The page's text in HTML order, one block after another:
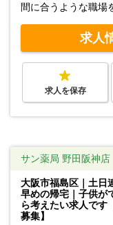
間に合うような職場
求人
求人を保存
サン薬局 野田阪神店
大阪市福島区｜土日
早めの帰宅｜子供が
ら考えたい求人です
募集】